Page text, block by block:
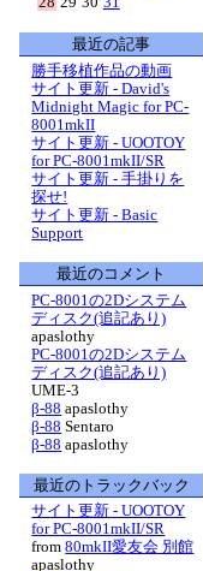
最近の記事
勝手移植作品の動画
サイト更新 - David's
Midnight Magic for PC-
8001mkII
サイト更新 - UOOTOY
for PC-8001mkII/SR
サイト更新 - 手掛りを
探せ!
サイト更新 - Basic
Support
最近のコメント
PC-8001の2Dシステム
ディスク(追記あり)
apaslothy
PC-8001の2Dシステム
ディスク(追記あり)
UME-3
β-88 apaslothy
β-88 Sentaro
β-88 apaslothy
最近のトラックバック
サイト更新 - UOOTOY
for PC-8001mkII/SR
from 80mkII愛友会 別館
apaslothy